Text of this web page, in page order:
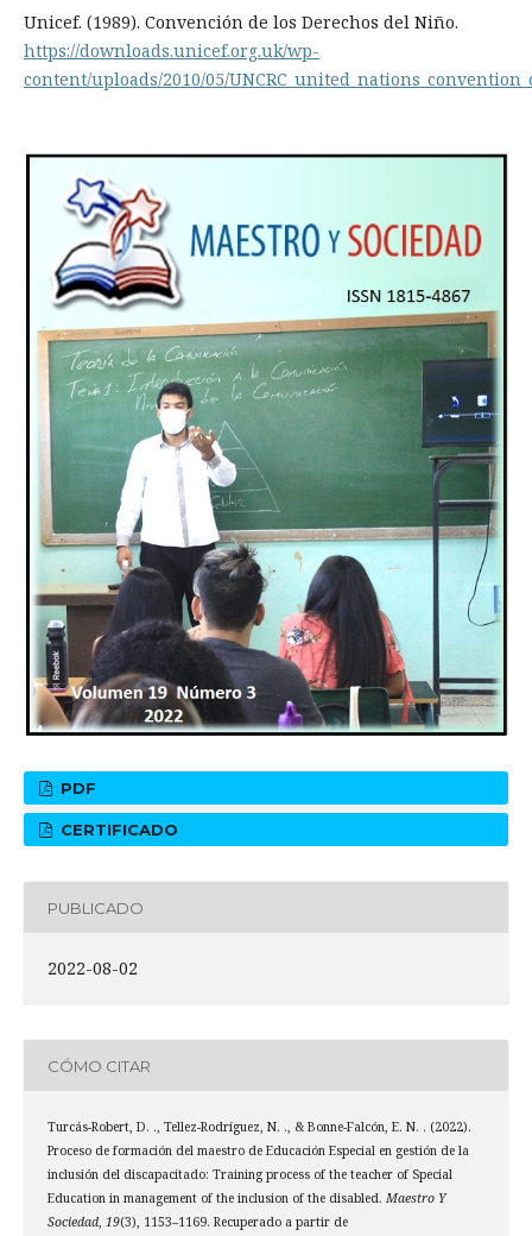
Unicef. (1989). Convención de los Derechos del Niño.
https://downloads.unicef.org.uk/wp-
content/uploads/2010/05/
PDF
CERTIFICADO
PUBLICADO
2022-08-02
CÓMO CITAR
Turcás-Robert, D. ., Tellez-Rodríguez, N. ., & Bonne-Falcón, E. N. . (2022).
Proceso de formación del maestro de Educación Especial en gestión de la
inclusión del discapacitado: Training process of the teacher of Special
Education in management of the inclusion of the disabled. Maestro Y
Sociedad, 19(3), 1153–1169. Recuperado a partir de